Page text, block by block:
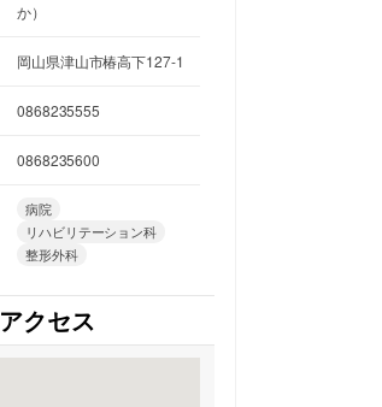
か）
岡山県津山市椿高下127-1
0868235555
0868235600
病院
リハビリテーション科
整形外科
アクセス